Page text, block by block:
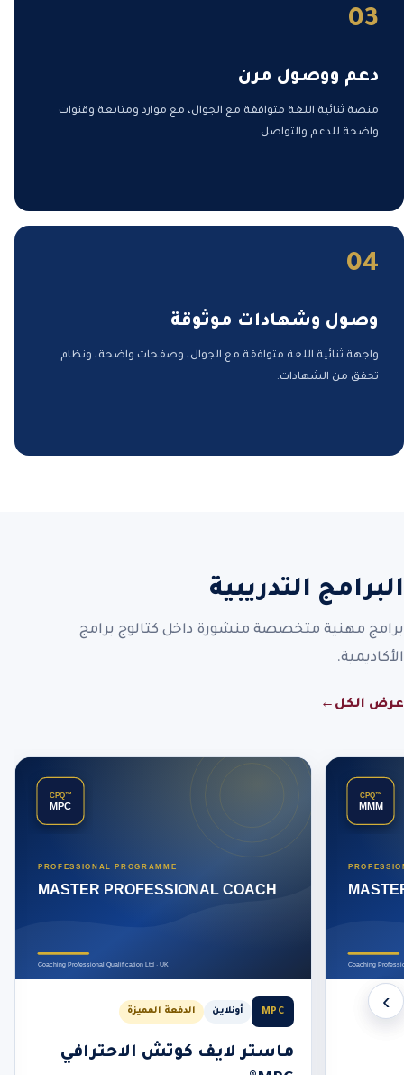
03
دعم ووصول مرن
منصة ثنائية اللغة متوافقة مع الجوال، مع موارد ومتابعة وقنوات
واضحة للدعم والتواصل.
04
وصول وشهادات موثوقة
واجهة ثنائية اللغة متوافقة مع الجوال، وصفحات واضحة، ونظام
تحقق من الشهادات.
البرامج التدريبية
برامج مهنية متخصصة منشورة داخل كتالوج برامج
الأكاديمية.
عرض الكل ←
‹
MPC أونلاين الدفعة المميزة
ماستر لايف كوتش الاحترافي
›